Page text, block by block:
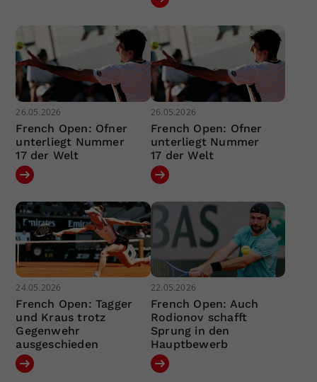
26.05.2026
French Open: Ofner
unterliegt Nummer
17 der Welt
26.05.2026
French Open: Ofner
unterliegt Nummer
17 der Welt
24.05.2026
French Open: Tagger
und Kraus trotz
Gegenwehr
ausgeschieden
22.05.2026
French Open: Auch
Rodionov schafft
Sprung in den
Hauptbewerb